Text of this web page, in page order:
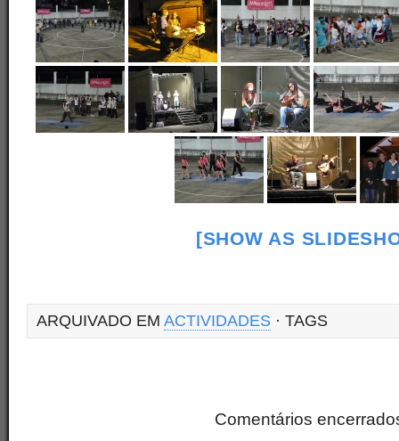
[SHOW AS
ARQUIVADO EM ACTIVIDADES · TAGS
Comentários